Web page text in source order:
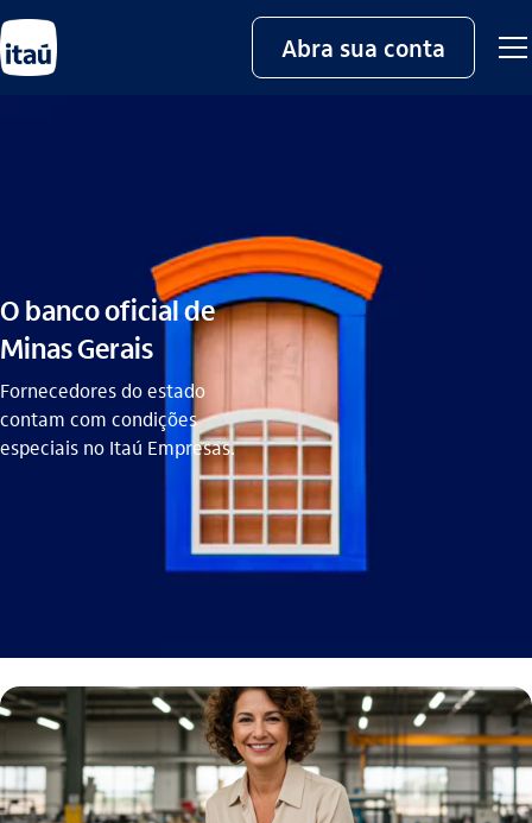
Abra sua conta
O banco oficial de
Minas Gerais
Fornecedores do estado
contam com condições
especiais no Itaú Empresas.